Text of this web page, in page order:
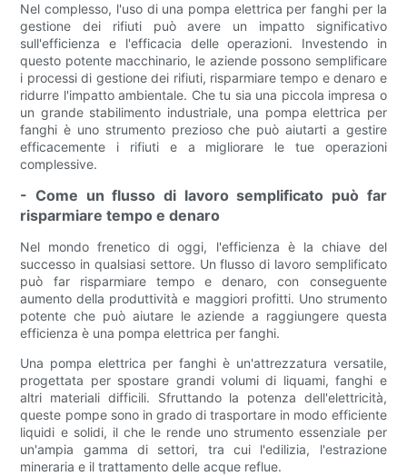
Nel complesso, l'uso di una pompa elettrica per fanghi per la
gestione dei rifiuti può avere un impatto significativo
sull'efficienza e l'efficacia delle operazioni. Investendo in
questo potente macchinario, le aziende possono semplificare
i processi di gestione dei rifiuti, risparmiare tempo e denaro e
ridurre l'impatto ambientale. Che tu sia una piccola impresa o
un grande stabilimento industriale, una pompa elettrica per
fanghi è uno strumento prezioso che può aiutarti a gestire
efficacemente i rifiuti e a migliorare le tue operazioni
complessive.
- Come un flusso di lavoro semplificato può far
risparmiare tempo e denaro
Nel mondo frenetico di oggi, l'efficienza è la chiave del
successo in qualsiasi settore. Un flusso di lavoro semplificato
può far risparmiare tempo e denaro, con conseguente
aumento della produttività e maggiori profitti. Uno strumento
potente che può aiutare le aziende a raggiungere questa
efficienza è una pompa elettrica per fanghi.
Una pompa elettrica per fanghi è un'attrezzatura versatile,
progettata per spostare grandi volumi di liquami, fanghi e
altri materiali difficili. Sfruttando la potenza dell'elettricità,
queste pompe sono in grado di trasportare in modo efficiente
liquidi e solidi, il che le rende uno strumento essenziale per
un'ampia gamma di settori, tra cui l'edilizia, l'estrazione
mineraria e il trattamento delle acque reflue.